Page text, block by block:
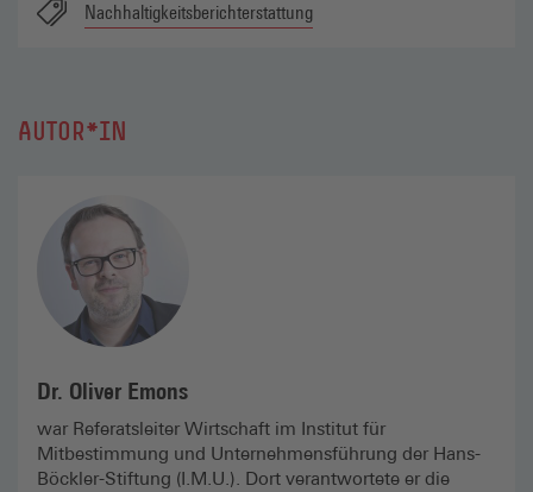
Nachhaltigkeitsberichterstattung
AUTOR*IN
Dr. Oliver Emons
war Referatsleiter Wirtschaft im Institut für
Mitbestimmung und Unternehmensführung der Hans-
Böckler-Stiftung (I.M.U.). Dort verantwortete er die